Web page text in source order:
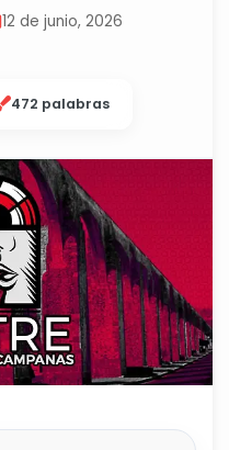
12 de junio, 2026
472 palabras